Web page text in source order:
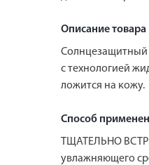
Описание товара
Солнцезащитный
с технологией
ложится на кожу.
Способ
ТЩАТЕЛЬНО
увлажняющего